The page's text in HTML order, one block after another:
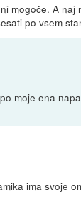
mogoče. A naj
po vsem
moje ena
ima svoje